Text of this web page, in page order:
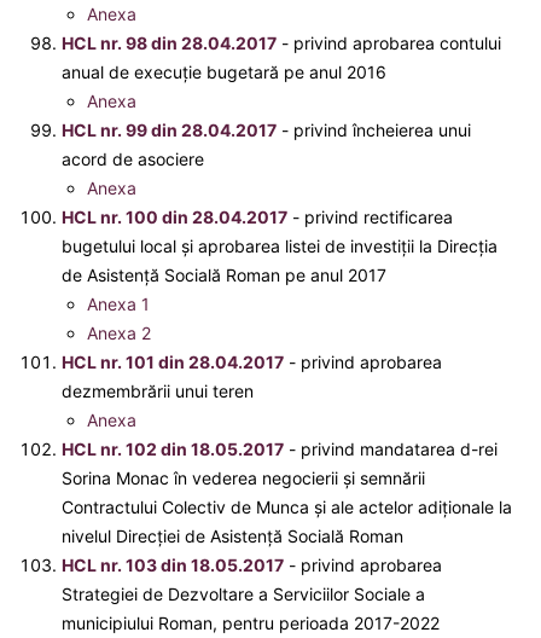
Anexa
HCL nr. 98 din 28.04.2017 - privind aprobarea contului
anual de execuție bugetară pe anul 2016
Anexa
HCL nr. 99 din 28.04.2017 - privind încheierea unui
acord de asociere
Anexa
HCL nr. 100 din 28.04.2017 - privind rectificarea
bugetului local și aprobarea listei de investiții la Direcția
de Asistenţă Socială Roman pe anul 2017
Anexa 1
Anexa 2
HCL nr. 101 din 28.04.2017 - privind aprobarea
dezmembrării unui teren
Anexa
HCL nr. 102 din 18.05.2017 - privind mandatarea d-rei
Sorina Monac în vederea negocierii şi semnării
Contractului Colectiv de Munca şi ale actelor adiţionale la
nivelul Direcţiei de Asistenţă Socială Roman
HCL nr. 103 din 18.05.2017 - privind aprobarea
Strategiei de Dezvoltare a Serviciilor Sociale a
municipiului Roman, pentru perioada 2017-2022